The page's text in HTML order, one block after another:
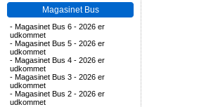
Magasinet Bus
- Magasinet Bus 6 - 2026 er
udkommet
- Magasinet Bus 5 - 2026 er
udkommet
- Magasinet Bus 4 - 2026 er
udkommet
- Magasinet Bus 3 - 2026 er
udkommet
- Magasinet Bus 2 - 2026 er
udkommet